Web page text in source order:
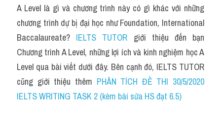
Cách paraphrase
Part 2
Noun
Verb
Cấu trúc câu
A Level là gì và chương trình này có gì khác với những
chương trình dự bị đại học như Foundation, International
Baccalaureate? IELTS TUTOR giới thiệu đến bạn
Chương trình A Level, những lợi ích và kinh nghiệm học A
Level qua bài viết dưới đây. Bên cạnh đó, IELTS TUTOR
cũng giới thiệu thêm PHÂN TÍCH ĐỀ THI 30/5/2020
IELTS WRITING TASK 2 (kèm bài sửa HS đạt 6.5)